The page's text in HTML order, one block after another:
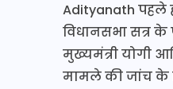
Adityanath पहले
विधानसभा सत्र के
मुख्यमंत्री योगी
मामले की जांच के